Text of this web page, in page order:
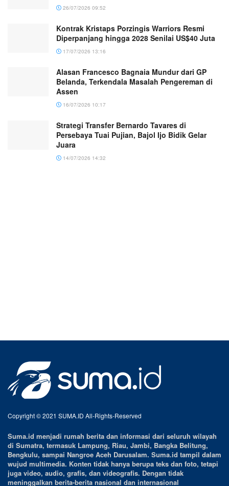
26/07/2026 09:52
Kontrak Kristaps Porzingis Warriors Resmi
Diperpanjang hingga 2028 Senilai US$40 Juta
17/07/2026 13:16
Alasan Francesco Bagnaia Mundur dari GP
Belanda, Terkendala Masalah Pengereman di
Assen
16/07/2026 10:17
Strategi Transfer Bernardo Tavares di
Persebaya Tuai Pujian, Bajol Ijo Bidik Gelar
Juara
14/07/2026 14:32
Copyright © 2021 SUMA.ID All-Rights-Reserved
Suma.id menjadi rumah berita dan informasi dari seluruh wilayah
di Sumatra, termasuk Lampung, Riau, Jambi, Bangka Belitung,
Bengkulu, sampai Nangroe Aceh Darusalam. Suma.id tampil dalam
wujud multimedia. Konten tidak hanya berupa teks dan foto, tetapi
juga video, audio, grafis, dan videografis. Dengan tidak
meninggalkan berita-berita nasional dan internasional